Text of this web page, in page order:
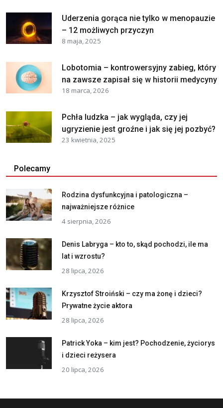
Uderzenia gorąca nie tylko w menopauzie
– 12 możliwych przyczyn
8 maja, 2025
Lobotomia – kontrowersyjny zabieg, który
na zawsze zapisał się w historii medycyny
18 marca, 2026
Pchła ludzka – jak wygląda, czy jej
ugryzienie jest groźne i jak się jej pozbyć?
23 kwietnia, 2025
Polecamy
Rodzina dysfunkcyjna i patologiczna –
najważniejsze różnice
4 sierpnia, 2026
Denis Labryga – kto to, skąd pochodzi, ile ma
lat i wzrostu?
28 lipca, 2026
Krzysztof Stroiński – czy ma żonę i dzieci?
Prywatne życie aktora
28 lipca, 2026
Patrick Yoka – kim jest? Pochodzenie, życiorys
i dzieci reżysera
20 lipca, 2026